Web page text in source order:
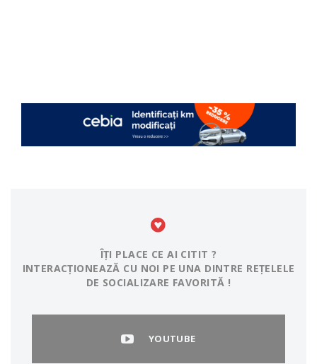
ÎȚI PLACE CE AI CITIT ?
INTERACȚIONEAZĂ CU NOI PE UNA DINTRE REȚELELE
DE SOCIALIZARE FAVORITĂ !
YOUTUBE